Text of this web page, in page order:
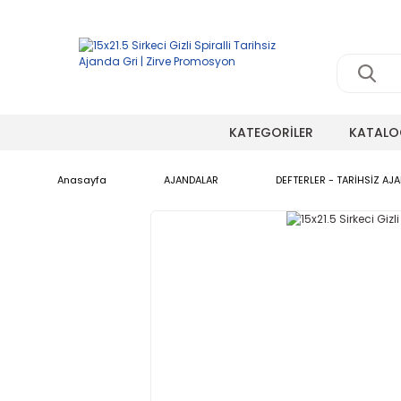
KATEGORİLER
Anasayfa AJANDALAR DEFTERLER - TARİHSİZ